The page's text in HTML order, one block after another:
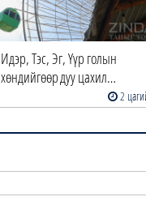
Идэр, Тэс, Эг, Үүр голын
хөндийгөөр дуу цахил…
2